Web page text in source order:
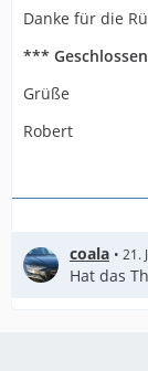
Danke für die
***
Grüße
Robert
coala 21.
Hat das